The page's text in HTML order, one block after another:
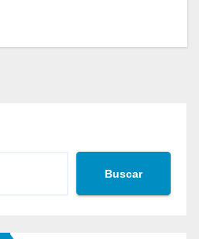
Buscar